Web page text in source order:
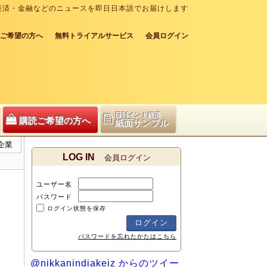
・金融などのニュースを即日日本語でお届けします
希望の方へ 無料トライアルサービス 会員ログイン
購読ご希望の方へ
日刊インド経済
紙面サンプル
業
LOG IN 会員ログイン
ユーザー名
パスワード
ログイン状態を保存
パスワードを忘れたかたはこちら
@nikkanindiakeiz からのツイー